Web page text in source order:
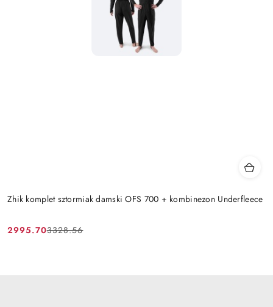
Zhik komplet sztormiak damski OFS 700 + kombinezon Underfleece
Cena
2995.70
Cena
3328.56